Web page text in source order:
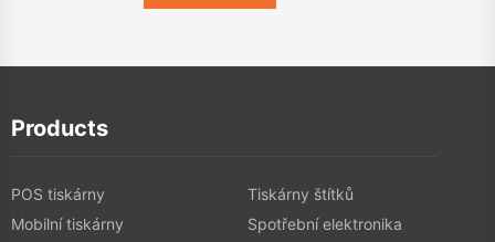
Products
POS tiskárny
Tiskárny štítků
Mobilní tiskárny
Spotřební elektronika